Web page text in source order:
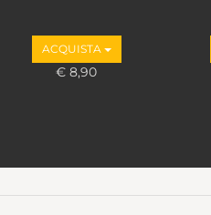
ACQUISTA
€ 8,90